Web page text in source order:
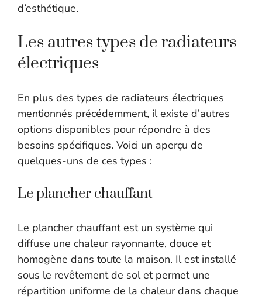
d’esthétique.
Les autres types de radiateurs
électriques
En plus des types de radiateurs électriques
mentionnés précédemment, il existe d’autres
options disponibles pour répondre à des
besoins spécifiques. Voici un aperçu de
quelques-uns de ces types :
Le plancher chauffant
Le plancher chauffant est un système qui
diffuse une chaleur rayonnante, douce et
homogène dans toute la maison. Il est installé
sous le revêtement de sol et permet une
répartition uniforme de la chaleur dans chaque